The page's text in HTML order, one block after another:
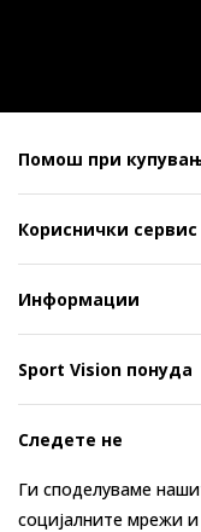
Помош при
Кориснички сервис
Информации
Sport Vision понуда
Следете не
Ги споделуваме
социјалните мрежи